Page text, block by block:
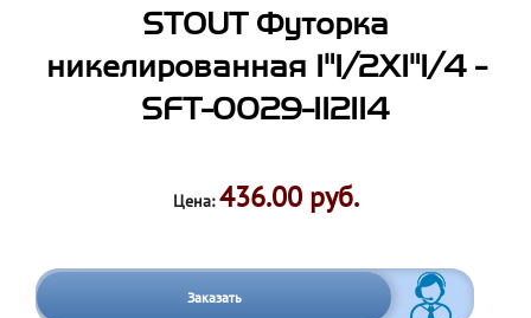
STOUT Футорка
никелированная 1"1/2X1"1/4 -
SFT-0029-112114
Цена:436.00 руб.
Заказать